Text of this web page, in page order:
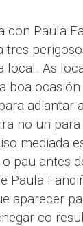
con Paula
tres
local. As
boa
adiantar
no un
mediada
pau antes
Paula
aparecer
co